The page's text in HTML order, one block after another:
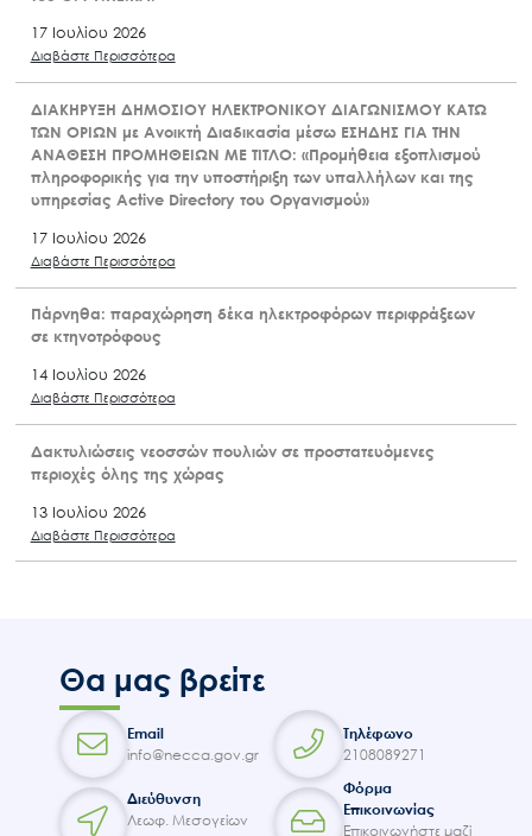
17 Ιουλίου 2026
Διαβάστε Περισσότερα
ΔΙΑΚΗΡΥΞΗ ΔΗΜΟΣΙΟΥ ΗΛΕΚΤΡΟΝΙΚΟΥ ΔΙΑΓΩΝΙΣΜΟΥ ΚΑΤΩ
ΤΩΝ ΟΡΙΩΝ με Ανοικτή Διαδικασία μέσω ΕΣΗΔΗΣ ΓΙΑ ΤΗΝ
ΑΝΑΘΕΣΗ ΠΡΟΜΗΘΕΙΩΝ ΜΕ ΤΙΤΛΟ: «Προμήθεια εξοπλισμού
πληροφορικής για την υποστήριξη των υπαλλήλων και της
υπηρεσίας Active Directory του Οργανισμού»
17 Ιουλίου 2026
Διαβάστε Περισσότερα
Πάρνηθα: παραχώρηση δέκα ηλεκτροφόρων περιφράξεων
σε κτηνοτρόφους
14 Ιουλίου 2026
Διαβάστε Περισσότερα
Δακτυλιώσεις νεοσσών πουλιών σε προστατευόμενες
περιοχές όλης της χώρας
13 Ιουλίου 2026
Διαβάστε Περισσότερα
Θα μας βρείτε
Email
info@necca.gov.gr
Τηλέφωνο
2108089271
Διεύθυνση
Λεωφ. Μεσογείων
Φόρμα
Επικοινωνίας
Επικοινωνήστε μαζί